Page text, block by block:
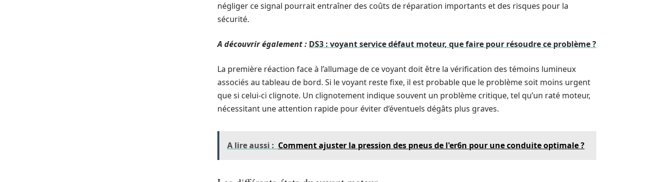
négliger ce signal pourrait entraîner des coûts de réparation importants et des risques pour la
sécurité.
A découvrir également : DS3 : voyant service défaut moteur, que faire pour résoudre ce problème ?
La première réaction face à l’allumage de ce voyant doit être la vérification des témoins lumineux
associés au tableau de bord. Si le voyant reste fixe, il est probable que le problème soit moins urgent
que si celui-ci clignote. Un clignotement indique souvent un problème critique, tel qu’un raté moteur,
nécessitant une attention rapide pour éviter d’éventuels dégâts plus graves.
A lire aussi : Comment ajuster la pression des pneus de l'er6n pour une conduite optimale ?